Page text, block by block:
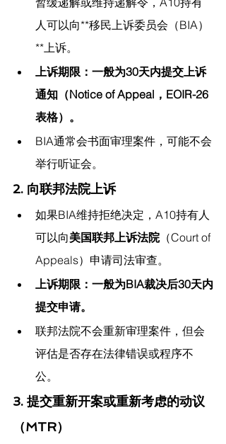
人可以向**移民上诉委员会（BIA）
**上诉。
上诉期限：一般为30天内提交上诉
通知（Notice of Appeal，EOIR-26
表格）。
BIA通常会书面审理案件，可能不会
举行听证会。
2. 向联邦法院上诉
如果BIA维持拒绝决定，A10持有人
可以向美国联邦上诉法院（Court of
Appeals）申请司法审查。
上诉期限：一般为BIA裁决后30天内
提交申请。
联邦法院不会重新审理案件，但会
评估是否存在法律错误或程序不
公。
3. 提交重新开案或重新考虑的动议
（MTR）